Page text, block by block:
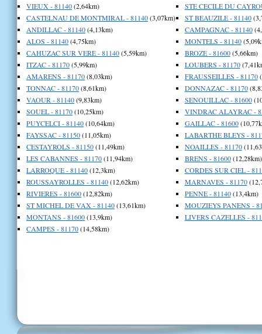
VIEUX - 81140(2,64km)
CASTELNAU DE MONTMIRAL - 81140(3,07km)
ANDILLAC - 81140(4,13km)
ALOS - 81140(4,75km)
CAHUZAC SUR VERE - 81140(5,59km)
ITZAC - 81170(5,99km)
AMARENS - 81170(8,03km)
TONNAC - 81170(8,61km)
VAOUR - 81140(9,83km)
SOUEL - 81170(10,25km)
PUYCELCI - 81140(10,64km)
FAYSSAC - 81150(11,05km)
CESTAYROLS - 81150(11,49km)
LES CABANNES - 81170(11,94km)
LARROQUE - 81140(12,3km)
ROUSSAYROLLES - 81140(12,62km)
RIVIERES - 81600(12,82km)
ST MICHEL DE VAX - 81140(13,61km)
MONTANS - 81600(13,9km)
CAMPES - 81170(14,58km)
STE CECILE DU
ST BEAUZILE - 81140
CAMPAGNAC - 81140
MONTELS - 81140
BROZE - 81600(5,66km)
LOUBERS - 81170
FRAUSSEILLES - 81170
DONNAZAC - 81170
SENOUILLAC - 81600
VINDRAC ALAYRAC -
GAILLAC - 81600
LABARTHE BLEYS -
NOAILLES - 81170
BRENS - 81600(12,28km)
CORDES SUR CIEL -
MARNAVES - 81170
PENNE - 81140(13,4km)
MOUZIEYS PANENS -
LIVERS CAZELLES -